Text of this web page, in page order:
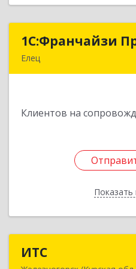
1С:Франчайзи
Елец
Клиентов на
Показать
ИТС